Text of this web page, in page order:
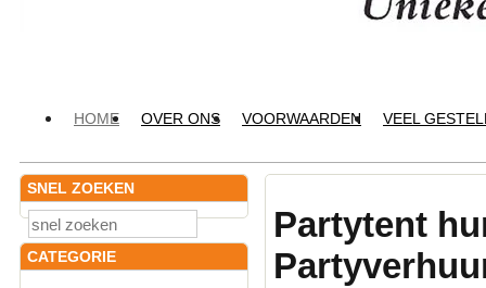
HOME OVER ONS VOORWAARDEN VEEL
SNEL ZOEKEN
CATEGORIE
Partytent